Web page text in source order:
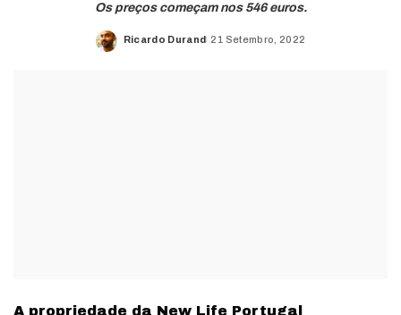
Os preços começam nos 546 euros.
Posted
Ricardo Durand 21 Setembro, 2022
A propriedade da New Life Portugal